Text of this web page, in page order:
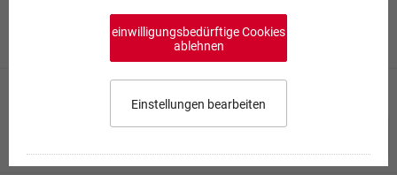
mit Bolognese und Spaghetti
einwilligungsbedürftige Cookies
ablehnen
Einstellungen bearbeiten